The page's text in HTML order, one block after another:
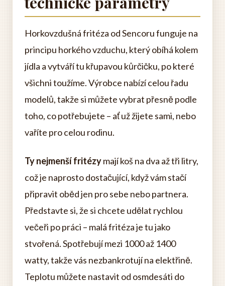
Horkovzdušná fritéza od Sencoru funguje na
principu horkého vzduchu, který obíhá kolem
jídla a vytváří tu křupavou kůrčičku, po které
všichni toužíme. Výrobce nabízí celou řadu
modelů, takže si můžete vybrat přesně podle
toho, co potřebujete – ať už žijete sami, nebo
vaříte pro celou rodinu.
Ty nejmenší fritézymají koš na dva až tři litry,
což je naprosto dostačující, když vám stačí
připravit oběd jen pro sebe nebo partnera.
Představte si, že si chcete udělat rychlou
večeři po práci – malá fritéza je tu jako
stvořená. Spotřebují mezi 1000 až 1400
watty, takže vás nezbankrotují na elektřině.
Teplotu můžete nastavit od osmdesáti do